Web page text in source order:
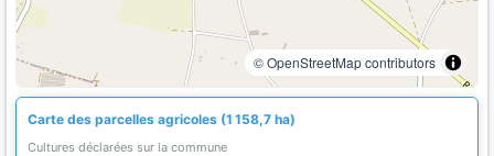
© OpenStreetMap contributors
Carte des parcelles agricoles (1 158,7 ha)
Cultures déclarées sur la commune